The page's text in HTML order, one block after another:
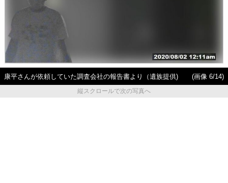
康平さんが依頼していた調査会社の報告書より（遺族提供)
(画像 6/14)
縦スクロールで次の写真へ